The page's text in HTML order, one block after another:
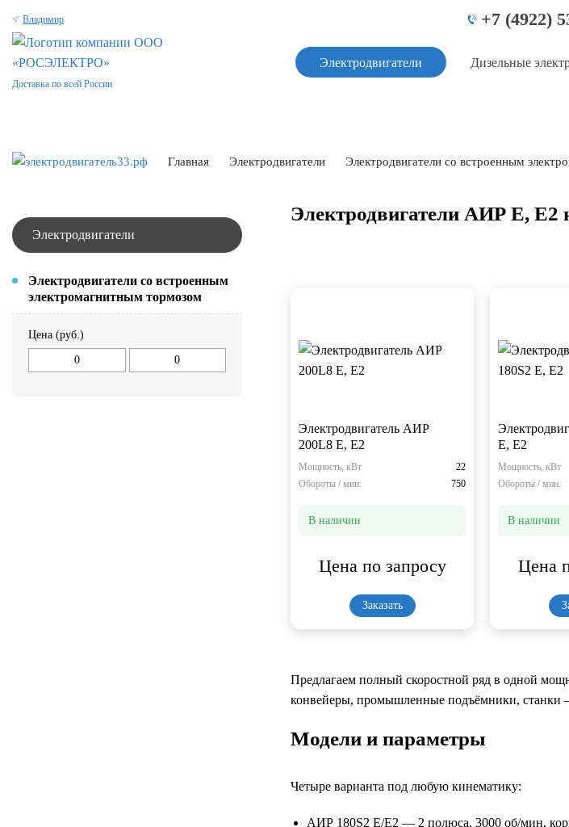
Владимир
Доставка по всей России
+7 (4922)
Электродвигатели Дизельные
Главная Электродвигатели Электродвигатели со встроенным
Электродвигатели
Электродвигатели со встроенным
электромагнитным тормозом
Цена (руб.)
Электродвигатели АИР Е, Е2
Электродвигатель АИР
200L8 Е, Е2
Мощность, кВт
22
Обороты / мин.
750
В наличии
Цена по запросу
Заказать
Е, Е2
Мощность, кВт
Обороты / мин.
В наличии
Цена
Предлагаем полный скоростной ряд в одной
конвейеры, промышленные подъёмники, станки
Модели и параметры
Четыре варианта под любую кинематику:
АИР 180S2 Е/Е2 — 2 полюса, 3000 об/мин,